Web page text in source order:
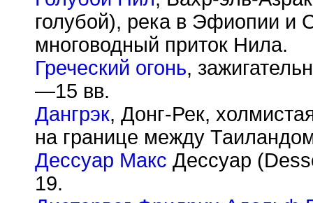
голубой), река в Эфиопии и
многоводный приток Нила.
Греческий огонь,
—15 вв.
Дангрэк, Донг-Рек,
на границе между
Дессуар Макс Дессуар
19.